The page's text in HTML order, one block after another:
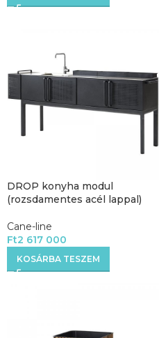
DROP konyha modul
(rozsdamentes acél lappal)
Cane-line
Ft2 617 000
KOSÁRBA TESZEM